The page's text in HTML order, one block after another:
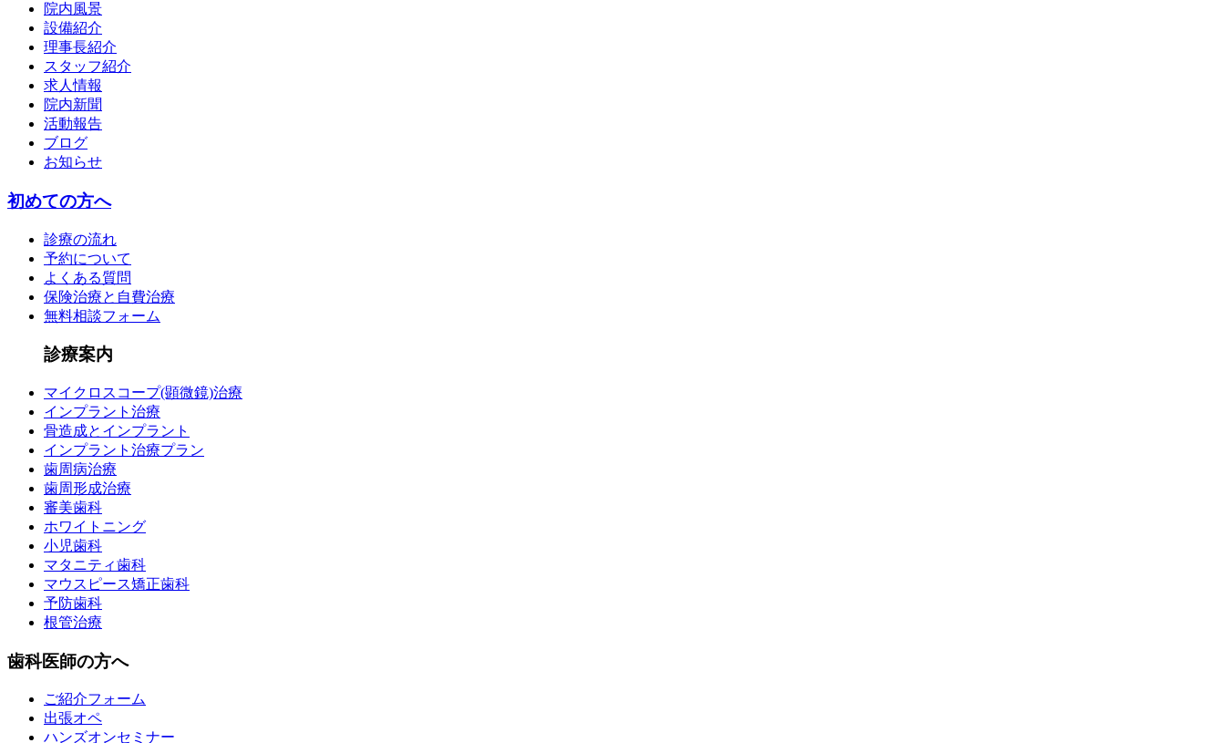
院内風景
設備紹介
理事長紹介
スタッフ紹介
求人情報
院内新聞
活動報告
ブログ
お知らせ
初めての方へ
診療の流れ
予約について
よくある質問
保険治療と自費治療
無料相談フォーム
診療案内
マイクロスコープ(顕微鏡)治療
インプラント治療
骨造成とインプラント
インプラント治療プラン
歯周病治療
歯周形成治療
審美歯科
ホワイトニング
小児歯科
マタニティ歯科
マウスピース矯正歯科
予防歯科
根管治療
歯科医師の方へ
ご紹介フォーム
出張オペ
ハンズオンセミナー